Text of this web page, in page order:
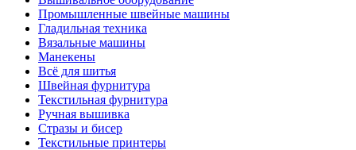
Промышленные швейные машины
Гладильная техника
Вязальные машины
Манекены
Всё для шитья
Швейная фурнитура
Текстильная фурнитура
Ручная вышивка
Стразы и бисер
Текстильные принтеры